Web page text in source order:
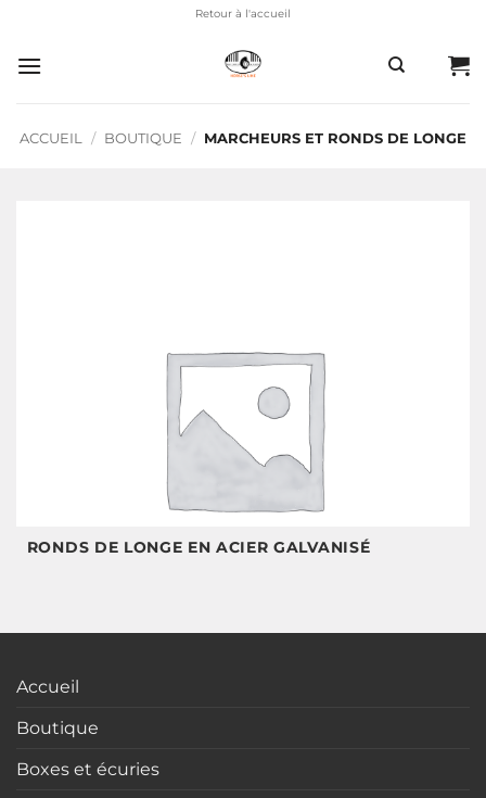
contenu
Retour à l'accueil
ACCUEIL / BOUTIQUE / MARCHEURS ET RONDS DE LONGE
RONDS DE LONGE EN ACIER GALVANISÉ
Accueil
Boutique
Boxes et écuries